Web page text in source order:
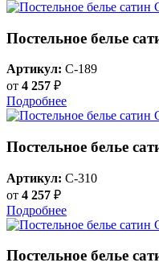
Постельное белье
Артикул: C-189
от 4 257 ₽
Подробнее
Постельное белье
Артикул: C-310
от 4 257 ₽
Подробнее
Постельное белье